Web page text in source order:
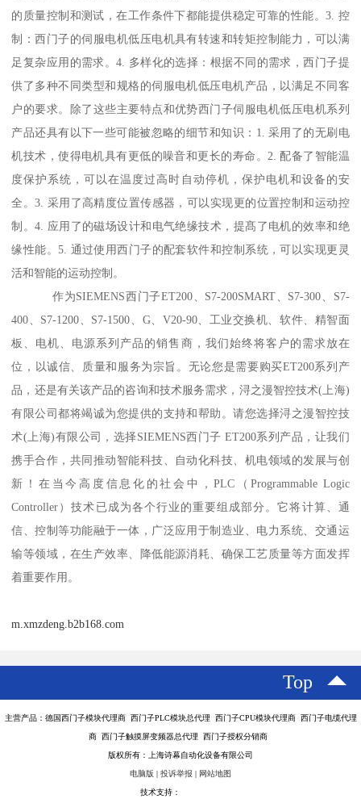
的质量控制和测试，在工作条件下都能提供稳定可靠的性能。3. 控
制：西门子的伺服电机低压电机具有转速和转矩控制能力，可以满
足复杂应用的需求。4. 多样化的选择：根据不同的需求，西门子提
供了多种不同类型和规格的伺服电机低压电机产品，以满足不同客
户的要求。除了这些主要特点和优势西门子伺服电机低压电机系列
产品还具有以下一些可能被忽略的细节和知识：1. 采用了的无刷电
机技术，使得电机具有更低的噪音和更长的寿命。2. 配备了智能温
度保护系统，可以在温度过高时自动停机，保护电机和设备的安
全。3. 采用了高精度位置传感器，可以实现更的位置控制和运动控
制。4. 应用了的磁场设计和电气绝缘技术，提髙了电机的效率和绝
缘性能。5. 通过使用西门子的配套软件和控制系统，可以实现更灵
活和智能的运动控制。
作为SIEMENS西门子ET200、S7-200SMART、S7-300、S7-
400、S7-1200、S7-1500、G、V20-90、工业交换机、软件、精智面
板、电机、电源系列产品的销售商，我们始终将客户的需求放在
位，以诚信、质量和服务为宗旨。无论您是需要购买ET200系列产
品，还是有关该产品的咨询和技术服务需求，浔之漫智控技术(上海)
有限公司都将竭诚为您提供的支持和帮助。请您选择浔之漫智控技
术(上海)有限公司，选择SIEMENS西门子 ET200系列产品，让我们
携手合作，共同推动智能科技、自动化科技、机电领域的发展与创
新！在当今高度信息化的社会中，PLC（Programmable Logic
Controller）技术已成为各个行业的重要组成部分。它将计算、通
信、控制等功能融于一体，广泛应用于制造业、电力系统、交通运
输等领域，在生产效率、降低能源消耗、确保工艺质量等方面发挥
着重要作用。
m.xmzdeng.b2b168.com
Top
主营产品：德国西门子模块代理商 西门子PLC模块总代理 西门子CPU模块代理商 西门子电缆代理
商 西门子触摸屏变频器总代理 西门子授权分销商
版权所有：上海诗幕自动化设备有限公司
电脑版 | 投诉举报 | 网站地图
技术支持：